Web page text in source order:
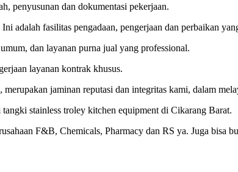
penyusunan dan dokumentasi pekerjaan.
Ini adalah fasilitas pengadaan, pengerjaan dan perbaikan
dan layanan purna jual yang professional.
layanan kontrak khusus.
jaminan reputasi dan integritas kami, dalam
F&B, Chemicals, Pharmacy dan RS ya. Juga bisa